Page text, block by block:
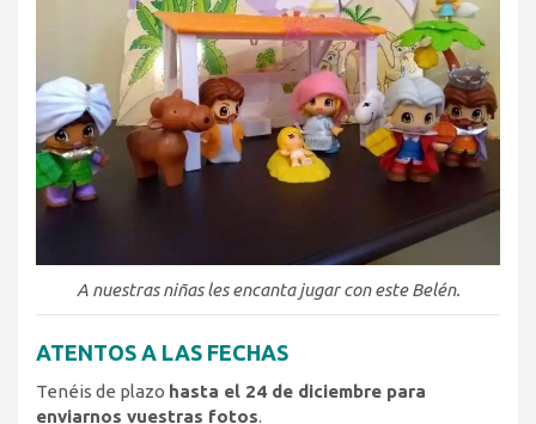
A nuestras niñas les encanta jugar con este Belén.
ATENTOS A LAS FECHAS
Tenéis de plazo hasta el 24 de diciembre para
enviarnos vuestras fotos.